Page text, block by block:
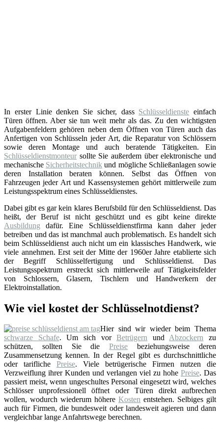
In erster Linie denken Sie sicher, dass Schlüsseldienste einfach
Türen öffnen. Aber sie tun weit mehr als das. Zu den wichtigsten
Aufgabenfeldern gehören neben dem Öffnen von Türen auch das
Anfertigen von Schlüsseln jeder Art, die Reparatur von Schlössern
sowie deren Montage und auch beratende Tätigkeiten. Ein
Schlüsseldienstmonteur sollte Sie außerdem über elektronische und
mechanische Sicherheitstechnik und mögliche Schließanlagen sowie
deren Installation beraten können. Selbst das Öffnen von
Fahrzeugen jeder Art und Kassensystemen gehört mittlerweile zum
Leistungsspektrum eines Schlüsseldienstes.
Dabei gibt es gar kein klares Berufsbild für den Schlüsseldienst. Das
heißt, der Beruf ist nicht geschützt und es gibt keine direkte
Ausbildung dafür. Eine Schlüsseldienstfirma kann daher jeder
betreiben und das ist manchmal auch problematisch. Es handelt sich
beim Schlüsseldienst auch nicht um ein klassisches Handwerk, wie
viele annehmen. Erst seit der Mitte der 1960er Jahre etablierte sich
der Begriff Schlüsselfertigung und Schlüsseldienst. Das
Leistungsspektrum erstreckt sich mittlerweile auf Tätigkeitsfelder
von Schlossern, Glasern, Tischlern und Handwerkern der
Elektroinstallation.
Wie viel kostet der Schlüsselnotdienst?
Hier sind wir wieder beim Thema
schwarze Schafe. Um sich vorBetrügern undAbzockern zu
schützen, sollten Sie diePreise beziehungsweise deren
Zusammensetzung kennen. In der Regel gibt es durchschnittliche
oder tarifliche Preise. Viele betrügerische Firmen nutzen die
Verzweiflung ihrer Kunden und verlangen viel zu hohe Preise. Das
passiert meist, wenn ungeschultes Personal eingesetzt wird, welches
Schlösser unprofessionell öffnet oder Türen direkt aufbrechen
wollen, wodurch wiederum höhere Kosten entstehen. Selbiges gilt
auch für Firmen, die bundesweit oder landesweit agieren und dann
vergleichbar lange Anfahrtswege berechnen.